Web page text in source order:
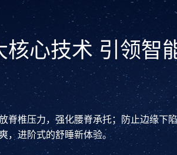
核心技术 引领智
脊椎压力，强化腰脊承托；防止边缘下
，进阶式的舒睡新体验。